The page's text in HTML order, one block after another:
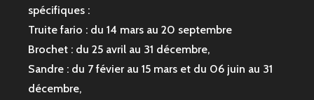
spécifiques :
Truite fario : du 14 mars au 20 septembre
Brochet : du 25 avril au 31 décembre,
Sandre : du 7 févier au 15 mars et du 06 juin au 31
décembre,